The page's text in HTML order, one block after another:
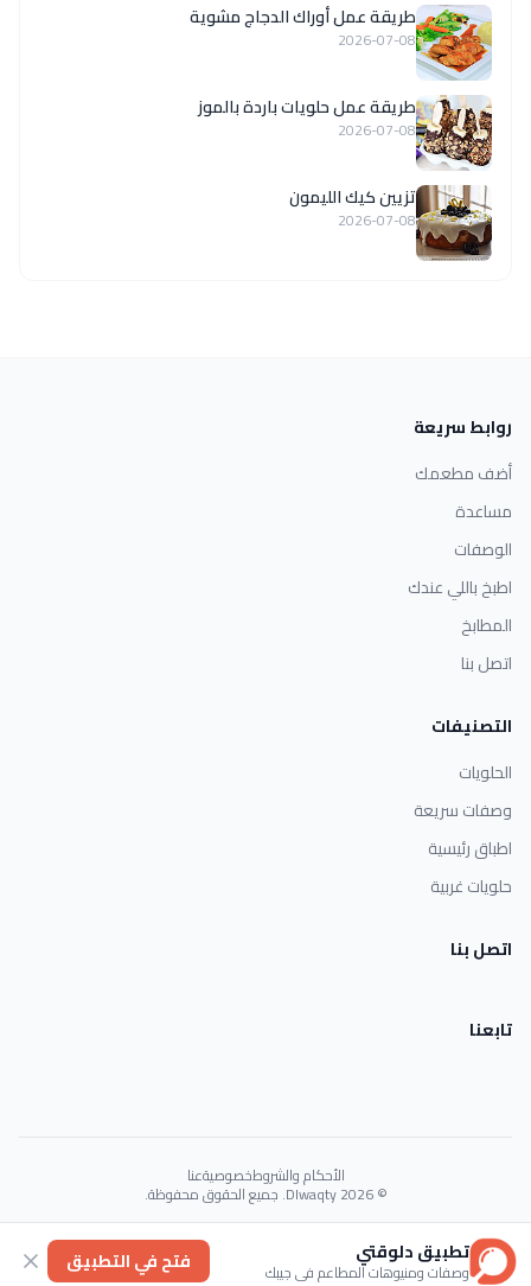
طريقة عمل أوراك الدجاج مشوية
2026-07-08
طريقة عمل حلويات باردة بالموز
2026-07-08
تزيين كيك الليمون
2026-07-08
روابط سريعة
أضف مطعمك
مساعدة
الوصفات
اطبخ باللي عندك
المطابخ
اتصل بنا
التصنيفات
الحلويات
وصفات سريعة
اطباق رئيسية
حلويات غربية
اتصل بنا
تابعنا
الأحكام والشروطخصوصيةعنا
© 2026 Dlwaqty. جميع الحقوق محفوظة.
Powered byGAIT
تطبيق دلوقتي
وصفات ومنيوهات المطاعم في جيبك فتح في التطبيق